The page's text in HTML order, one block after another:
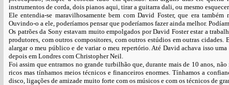
instrumentos de corda, dois pianos aqui, tirar a guitarra dali, ou mesmo
Ele entendia-se maravilhosamente bem com David Foster, que era
Ouvindo-o a ele, poderíamos pensar que poderíamos fazer ainda melhor.
Os patrões da Sony estavam muito empolgados por David Foster estar a
produtores, com outros compositores, com outros estúdios em outras
alargar o meu público e de variar o meu repertório. Até David achava isso
depois em Londres com Christopher Neil.
Foi assim que entramos no grande turbilhão que, durante mais de 10 anos,
ricos mas tínhamos meios técnicos e financeiros enormes. Tínhamos a
disco, ligações de amizade muito forte com os músicos e com os técnicos de